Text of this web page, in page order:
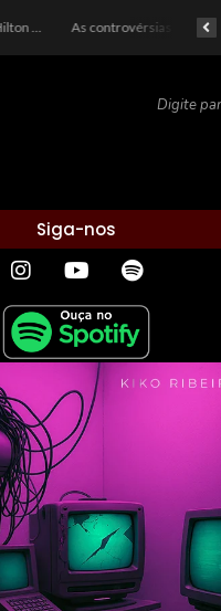
Ratinho, Érika Hilton e a Farsa Política: Quem Ganha com o Barulho no País de Bobson?
Siga-nos